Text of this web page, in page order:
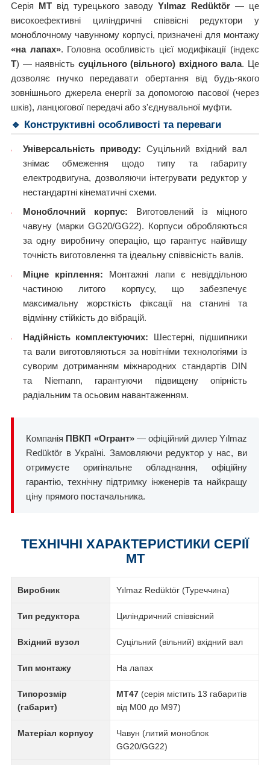
Серія MT від турецького заводу Yılmaz Redüktör — це
високоефективні циліндричні співвісні редуктори у
моноблочному чавунному корпусі, призначені для монтажу
«на лапах». Головна особливість цієї модифікації (індекс
T) — наявність суцільного (вільного) вхідного вала. Це
дозволяє гнучко передавати обертання від будь-якого
зовнішнього джерела енергії за допомогою пасової (через
шків), ланцюгової передачі або з'єднувальної муфти.
🔹 Конструктивні особливості та переваги
Універсальність приводу: Суцільний вхідний вал
знімає обмеження щодо типу та габариту
електродвигуна, дозволяючи інтегрувати редуктор у
нестандартні кінематичні схеми.
Моноблочний корпус: Виготовлений із міцного
чавуну (марки GG20/GG22). Корпуси обробляються
за одну виробничу операцію, що гарантує найвищу
точність виготовлення та ідеальну співвісність валів.
Міцне кріплення: Монтажні лапи є невіддільною
частиною литого корпусу, що забезпечує
максимальну жорсткість фіксації на станині та
відмінну стійкість до вібрацій.
Надійність комплектуючих: Шестерні, підшипники
та вали виготовляються за новітніми технологіями із
суворим дотриманням міжнародних стандартів DIN
та Niemann, гарантуючи підвищену опірність
радіальним та осьовим навантаженням.
Компанія ПВКП «Огрант»— офіційний дилер Yılmaz
Redüktör в Україні. Замовляючи редуктор у нас, ви
отримуєте оригінальне обладнання, офіційну
гарантію, технічну підтримку інженерів та найкращу
ціну прямого постачальника.
ТЕХНІЧНІ ХАРАКТЕРИСТИКИ СЕРІЇ
MT
Виробник Yılmaz Redüktör (Туреччина)
Тип редуктора Циліндричний співвісний
Вхідний вузол Суцільний (вільний) вхідний вал
Тип монтажу На лапах
Типорозмір
(габарит)
MT47 (серія містить 13 габаритів
від M00 до M97)
Матеріал корпусу
Чавун (литий моноблок
GG20/GG22)